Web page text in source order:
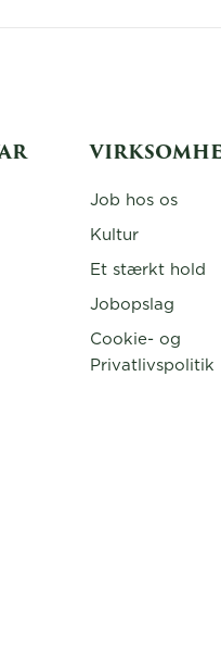
Job hos os
Kultur
Et stærkt hold
Jobopslag
Cookie- og
Privatlivspolitik